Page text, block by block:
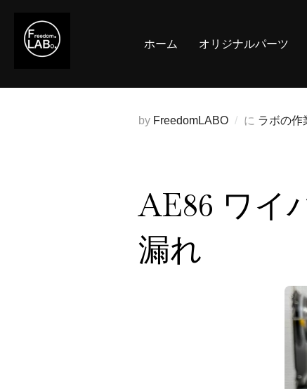
ツ
ホーム オリジナルパーツ
by FreedomLABO に ラボの作
AE86 ワイ
漏れ